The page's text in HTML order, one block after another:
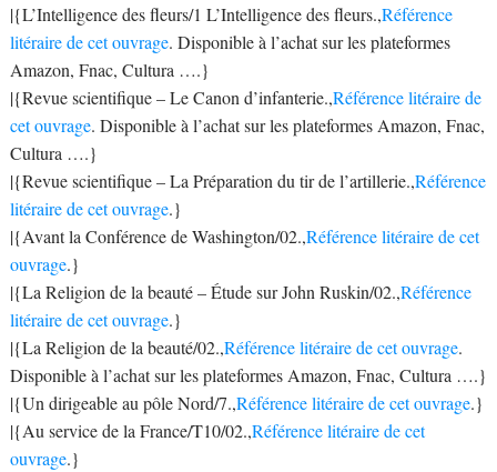
|{L’Intelligence des fleurs/1 L’Intelligence des fleurs.,Référence
litéraire de cet ouvrage. Disponible à l’achat sur les plateformes
Amazon, Fnac, Cultura ….}
|{Revue scientifique – Le Canon d’infanterie.,Référence litéraire de
cet ouvrage. Disponible à l’achat sur les plateformes Amazon, Fnac,
Cultura ….}
|{Revue scientifique – La Préparation du tir de l’artillerie.,Référence
litéraire de cet ouvrage.}
|{Avant la Conférence de Washington/02.,Référence litéraire de cet
ouvrage.}
|{La Religion de la beauté – Étude sur John Ruskin/02.,Référence
litéraire de cet ouvrage.}
|{La Religion de la beauté/02.,Référence litéraire de cet ouvrage.
Disponible à l’achat sur les plateformes Amazon, Fnac, Cultura ….}
|{Un dirigeable au pôle Nord/7.,Référence litéraire de cet ouvrage.}
|{Au service de la France/T10/02.,Référence litéraire de cet
ouvrage.}